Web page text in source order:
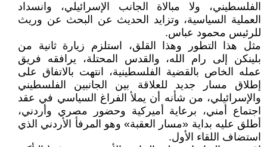
الفلسطيني، ولا مبالاة الجانب الإسرائيلي، وانسداد
العملية السياسية، وتزايد الحديث عن البحث عن وريث
للرئيس محمود عباس.
مثل هذا التطور وهذا القلق، استلزم زيارة ثانية من
بلينكن إلى رام الله، والقدس المحتلة، يرافقه فريق
عمله الخاص بالقضية الفلسطينية، انتهت بالاتفاق على
إطلاق مسار جديد للعلاقة بين الجانبين الفلسطيني
والإسرائيلي، من شأنه أن يملأ الفراغ السياسي في عقد
اجتماع أمني، برعاية أميركية وحضور مصري وأردني،
أطلق عليه بداية «مسار العقبة» وهو المرفأ الأردني الذي
استضاف اللقاء الأول.